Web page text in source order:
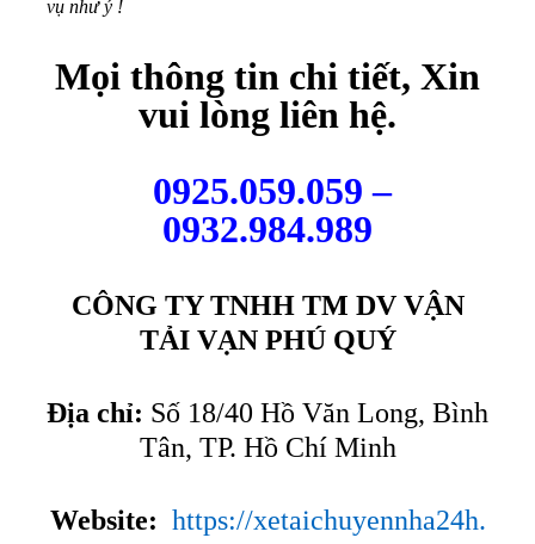
vụ như ý !
Mọi thông tin chi tiết, Xin
vui lòng liên hệ.
0925.059.059 –
0932.984.989
CÔNG TY TNHH TM DV VẬN
TẢI VẠN PHÚ QUÝ
Địa chỉ: Số 18/40 Hồ Văn Long, Bình
Tân, TP. Hồ Chí Minh
Website: https://xetaichuyennha24h.